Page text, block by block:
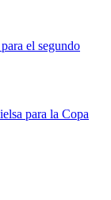
el segundo
para la Copa